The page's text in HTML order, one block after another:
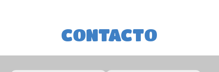
CONTACTO